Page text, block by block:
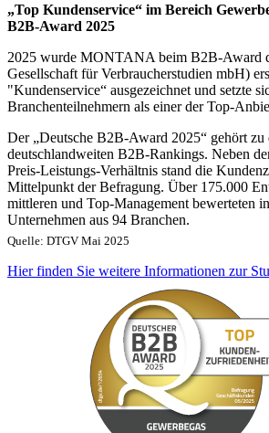
„Top Kundenservice“ im Bereich
B2B-Award 2025
2025 wurde MONTANA beim B2B-Award
Gesellschaft für Verbraucherstudien mbH)
"Kundenservice“ ausgezeichnet und setzte
Branchenteilnehmern als einer der Top-
Der „Deutsche B2B-Award 2025“ gehört zu
deutschlandweiten B2B-Rankings. Neben
Preis-Leistungs-Verhältnis stand die
Mittelpunkt der Befragung. Über 175.000
mittleren und Top-Management bewerteten
Unternehmen aus 94 Branchen.
Quelle: DTGV Mai 2025
Hier finden Sie weitere Informationen zur